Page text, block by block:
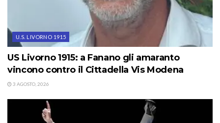
U.S. LIVORNO 1915
US Livorno 1915: a Fanano gli amaranto
vincono contro il Cittadella Vis Modena
3 AGOSTO, 2026